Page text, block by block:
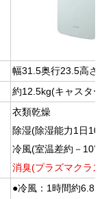
幅31.5奥行23.5高さ
約12.5kg(キャスタ
衣類乾燥
除湿(除湿能力1日
冷風(室温差約－
消臭(プラズマクラ
●冷風：1時間約6.8